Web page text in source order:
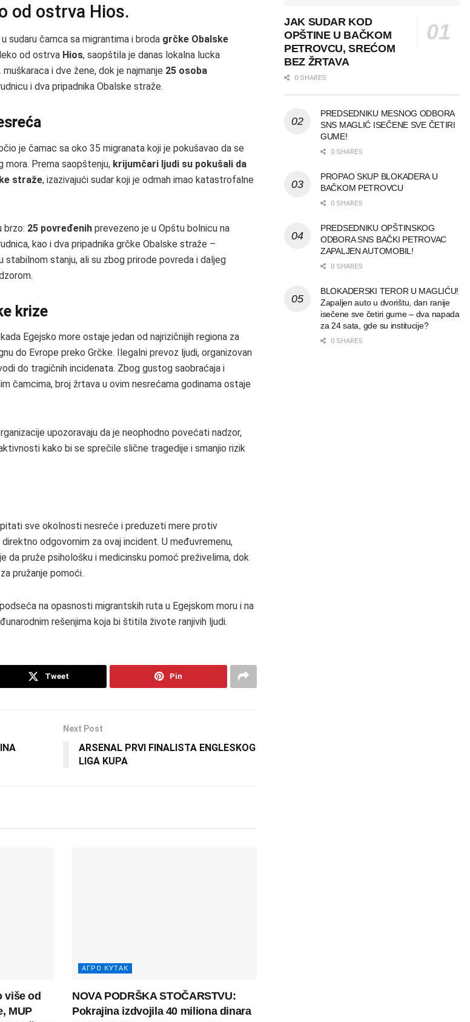
od ostrva Hios.
sudaru čamca sa migrantima i broda grčke Obalske
od ostrva Hios, saopštila je danas lokalna lucka
i dve žene, dok je najmanje 25 osoba
i dva pripadnika Obalske straže.
je čamac sa oko 35 migranata koji je pokušavao da se
mora. Prema saopštenju, krijumčari ljudi su pokušali da
straže, izazivajući sudar koji je odmah imao katastrofalne
brzo: 25 povređenih prevezeno je u Opštu bolnicu na
kao i dva pripadnika grčke Obalske straže –
stabilnom stanju, ali su zbog prirode povreda i daljeg
krize
Egejsko more ostaje jedan od najrizičnijih regiona za
do Evrope preko Grčke. Ilegalni prevoz ljudi, organizovan
do tragičnih incidenata. Zbog gustog saobraćaja i
čamcima, broj žrtava u ovim nesrećama godinama ostaje
upozoravaju da je neophodno povećati nadzor,
kako bi se sprečile slične tragedije i smanjio rizik
sve okolnosti nesreće i preduzeti mere protiv
odgovornim za ovaj incident. U međuvremenu,
da pruže psihološku i medicinsku pomoć preživelima, dok
pružanje pomoći.
na opasnosti migrantskih ruta u Egejskom moru i na
rešenjima koja bi štitila živote ranjivih ljudi.
Tweet Pin
Next Post
ARSENAL PRVI FINALISTA ENGLESKOG
LIGA KUPA
više od
MUP
АГРО КУТАК
NOVA PODRŠKA STOČARSTVU:
Pokrajina izdvojila 40 miliona dinara
JAK SUDAR KOD
OPŠTINE U BAČKOM
PETROVCU, SREĆOM
BEZ ŽRTAVA
0 SHARES
PREDSEDNIKU MESNOG ODBORA
SNS MAGLIĆ ISEČENE SVE ČETIRI
GUME!
0 SHARES
PROPAO SKUP BLOKADERA U
BAČKOM PETROVCU
0 SHARES
PREDSEDNIKU OPŠTINSKOG
ODBORA SNS BAČKI PETROVAC
ZAPALJEN AUTOMOBIL!
0 SHARES
BLOKADERSKI TEROR U MAGLIĆU!
Zapaljen auto u dvorištu, dan ranije
isečene sve četiri gume – dva napada
za 24 sata, gde su institucije?
0 SHARES